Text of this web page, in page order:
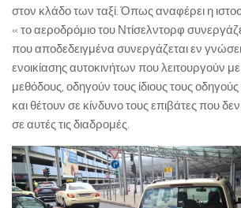
στον κλάδο των ταξί. Όπως αναφέρει η
« το αεροδρόμιο του Ντίσελντορφ
που αποδεδειγμένα συνεργάζεται εν γνώσει
ενοικίασης αυτοκινήτων που λειτουργούν
μεθόδους, οδηγούν τους ίδιους τους
και θέτουν σε κίνδυνο τους επιβάτες που
σε αυτές τις διαδρομές.